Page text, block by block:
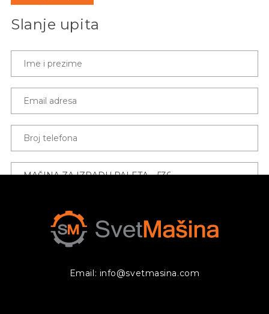
Slanje upita
Email: info@svetmasina.com